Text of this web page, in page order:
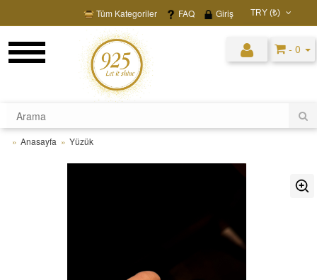
TRY (₺)
EUR (€)
Tüm Kategoriler FAQ Giriş
- 0
Anasayfa Yüzük